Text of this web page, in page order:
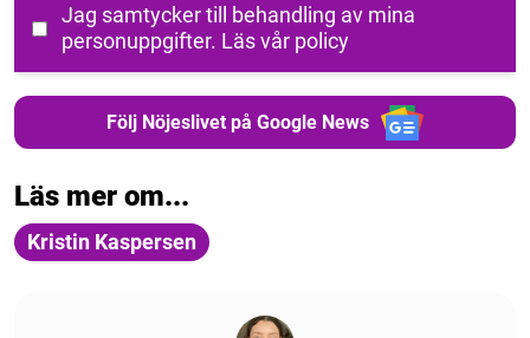
Jag samtycker till behandling av mina
personuppgifter. Läs vår policy
Följ Nöjeslivet på Google News
Läs mer om...
Kristin Kaspersen